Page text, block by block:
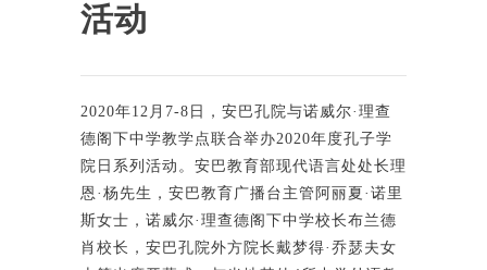
活动
2020年12月7-8日，安巴孔院与诺威尔·理查
德阁下中学教学点联合举办2020年度孔子学
院日系列活动。安巴教育部现代语言处处长理
恩·杨先生，安巴教育广播台主管阿丽夏·诺里
斯女士，诺威尔·理查德阁下中学校长布兰德
肖校长，安巴孔院外方院长戴梦得·乔瑟夫女